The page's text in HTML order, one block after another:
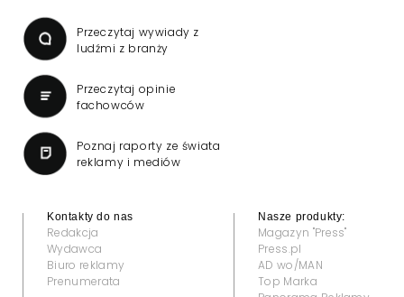
Przeczytaj wywiady z
ludźmi z branży
Przeczytaj opinie
fachowców
Poznaj raporty ze świata
reklamy i mediów
Kontakty do nas
Redakcja
Wydawca
Biuro reklamy
Prenumerata
Nasze produkty:
Magazyn "Press"
Press.pl
AD wo/MAN
Top Marka